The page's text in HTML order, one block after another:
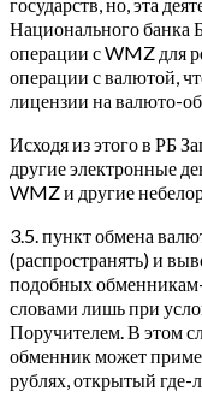
Национального банка
операции с WMZ для
операции с валютой,
лицензии на валюто-
Исходя из этого в РБ
другие электронные
WMZ и другие
3.5. пункт обмена
(распространять) и
подобных
словами лишь при
Поручителем. В этом
обменник может
рублях, открытый где-